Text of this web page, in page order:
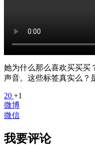
她为什么那么喜欢买买买
声音。这些标签真实么？
20 +1
微博
微信
我要评论